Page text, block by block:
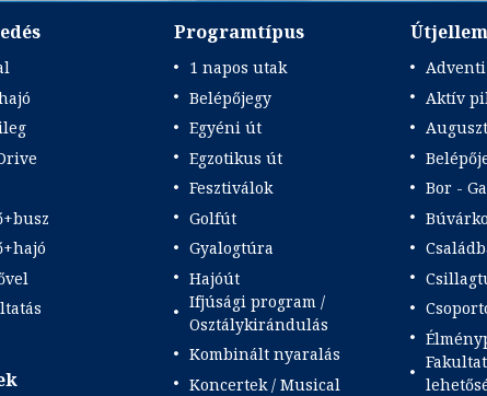
Programtípus
1 napos utak
Belépőjegy
Egyéni út
Egzotikus út
Fesztiválok
Golfút
Gyalogtúra
Hajóút
Ifjúsági program /
Osztálykirándulás
Kombinált nyaralás
Koncertek / Musical
Aktív
Bor -